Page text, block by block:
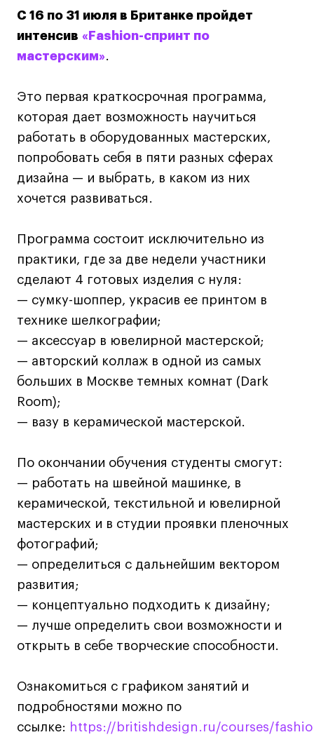
Мода
Контент
Иллюстрация
Диджитал
Интерьер
Лайфстайл
Навыки предпринимателя и управленца
Маркетинг и генерация лидов
Искусство
Фотография
Очно + онлайн
Техникум
Специалист кино- и медиапродакшена
Графический дизайнер
Технолог-конструктор одежды
Коммерческий фотограф
Все программы
Интенсивы
Среднесрочные
Долгосрочные
Все программы
О школе
Новости
С 16 по 31 июля в Британке пройдет
интенсив«Fashion-спринт по
мастерским».
Это первая краткосрочная программа,
которая дает возможность научиться
работать в оборудованных мастерских,
попробовать себя в пяти разных сферах
дизайна — и выбрать, в каком из них
хочется развиваться.
Программа состоит исключительно из
практики, где за две недели участники
сделают 4 готовых изделия с нуля:
— сумку-шоппер, украсив ее принтом в
технике шелкографии;
— аксессуар в ювелирной мастерской;
— авторский коллаж в одной из самых
больших в Москве темных комнат (Dark
Room);
— вазу в керамической мастерской.
По окончании обучения студенты смогут:
— работать на швейной машинке, в
керамической, текстильной и ювелирной
мастерских и в студии проявки пленочных
фотографий;
— определиться с дальнейшим вектором
развития;
— концептуально подходить к дизайну;
— лучше определить свои возможности и
открыть в себе творческие способности.
Ознакомиться с графиком занятий и
подробностями можно по
ссылке: https://britishdesign.ru/courses/